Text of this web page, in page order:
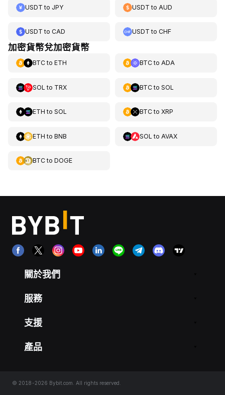
USDT to JPY USDT to AUD
USDT to CAD USDT toCHF
加密貨幣兌加密貨幣
BTCto ETH BTCto ADA
SOL to TRX BTCto SOL
ETH to SOL BTCto XRP
ETH to BNB SOL to AVAX
BTCto DOGE
關於我們
服務
支援
產品
© 2018-2026 Bybit.com. All rights reserved.